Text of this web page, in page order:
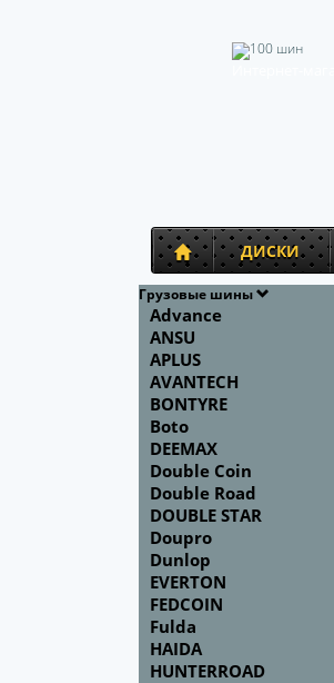
ДИСКИ
Грузовые шины
Advance
ANSU
APLUS
AVANTECH
BONTYRE
Boto
DEEMAX
Double Coin
Double Road
DOUBLE STAR
Doupro
Dunlop
EVERTON
FEDCOIN
Fulda
HAIDA
HUNTERROAD